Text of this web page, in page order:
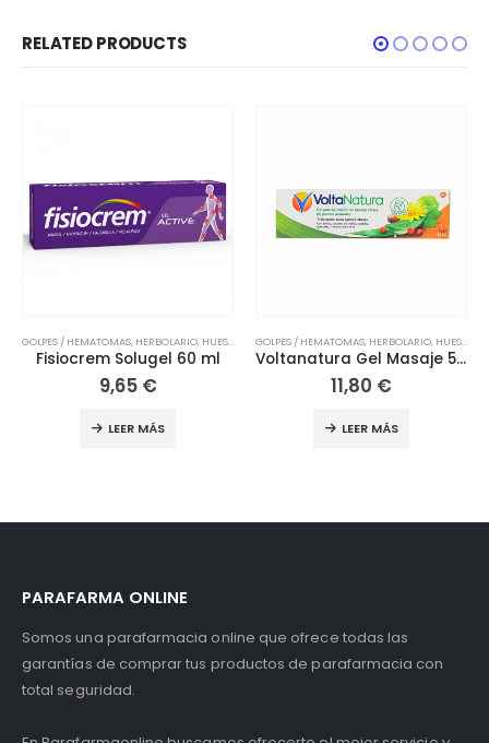
RELATED PRODUCTS
,LESIONES,MUSCULARES,ORTOPEDIA
GOLPES / HEMATOMAS,HERBOLARIO,HUESOS / ARTICULACIONES ,LESIONES,ORTOPEDIA
11,80€
LEER MÁS
LESIONES,ORTOPEDIA
Faja Lumbar Estabilizadora T L/XL Futuro
49,90€
LEER MÁS
PARAFARMA ONLINE
Somos una parafarmacia online que ofrece todas las
garantías de comprar tus productos de parafarmacia con
total seguridad.